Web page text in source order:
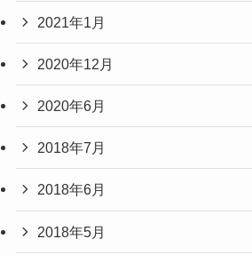
2021年1月
2020年12月
2020年6月
2018年7月
2018年6月
2018年5月